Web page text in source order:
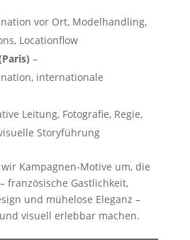
vor Ort, Modelhandling,
Locationflow
–
internationale
Leitung, Fotografie, Regie,
Storyführung
Kampagnen-Motive um, die
französische Gastlichkeit,
und mühelose Eleganz –
visuell erlebbar machen.